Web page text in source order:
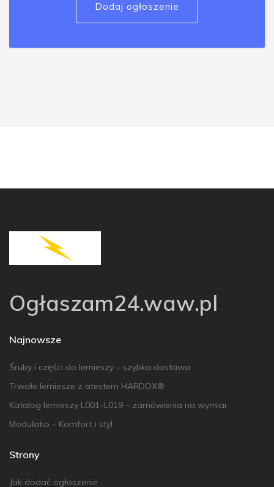
Dodaj ogłoszenie
Ogłaszam24.waw.pl
Najnowsze
Śruby i części do lemieszy – szybka dostawa
Trwałe lemiesze z atestem HARDOX®
Katalog lemieszy L001–L019 – zamówienia na wymiar
Modulatio – Komfort i styl
Strony
Jak dodać ogłoszenie